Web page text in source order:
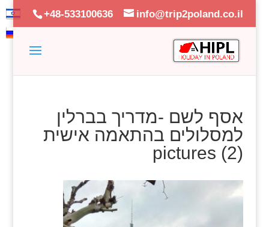
+48-533100636 info@trip2poland.co.il
אסף לשם -מדריך בברלין
למסלולים בהתאמה אישית
pictures (2)